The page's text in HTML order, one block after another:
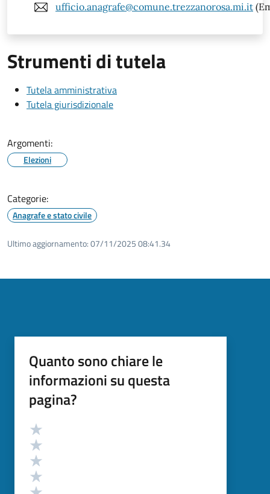
ufficio.anagrafe@comune.trezzanorosa.mi.it
Strumenti di tutela
Tutela amministrativa
Tutela giurisdizionale
Argomenti:
Elezioni
Categorie:
Anagrafe e stato civile
Ultimo aggiornamento:07/11/2025 08:41.34
Quanto sono chiare le
informazioni su questa
pagina?
Valutazione